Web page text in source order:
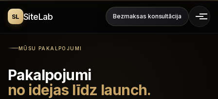
SL SiteLab Bezmaksas konsultācija
MŪSU PAKALPOJUMI
Pakalpojumi
no idejas līdz launch.